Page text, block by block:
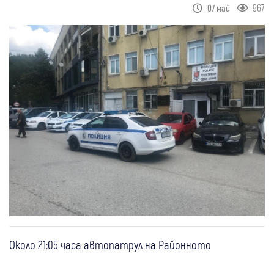
07 май 967
Около 21:05 часа автопатрул на Районното